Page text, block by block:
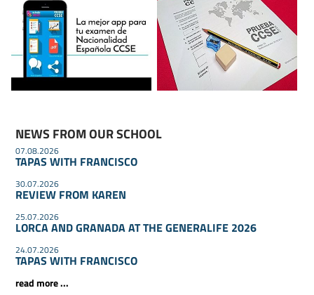
NEWS FROM OUR SCHOOL
07.08.2026
TAPAS WITH FRANCISCO
30.07.2026
REVIEW FROM KAREN
25.07.2026
LORCA AND GRANADA AT THE GENERALIFE 2026
24.07.2026
TAPAS WITH FRANCISCO
read more ...